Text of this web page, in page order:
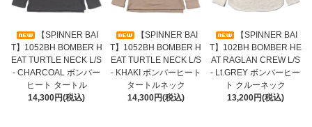
【SPINNER BAI
T】1052BH BOMBER H
EAT TURTLE NECK L/S
- CHARCOAL ボンバー
ヒート タートル
14,300円(税込)
【SPINNER BAI
T】1052BH BOMBER H
EAT TURTLE NECK L/S
- KHAKI ボンバーヒート
タートルネック
14,300円(税込)
【SPINNER BAI
T】102BH BOMBER HE
AT RAGLAN CREW L/S
- Lt.GREY ボンバーヒー
ト クルーネック
13,200円(税込)